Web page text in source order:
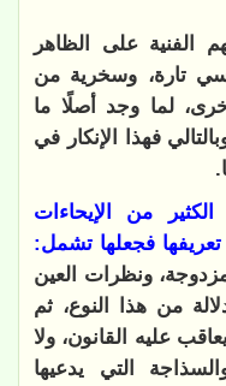
الفنية على الظاهر
تارة، وسخرية من
لما وجد أصلًا ما
فهذا الإنكار في
من الإيحاءات
تعريفها فجعلها تشمل:
ونظرات العين
من هذا النوع، ثم
عليه القانون، ولا
التي يدعيها